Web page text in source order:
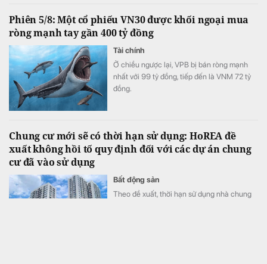
Phiên 5/8: Một cổ phiếu VN30 được khối ngoại mua
ròng mạnh tay gần 400 tỷ đồng
Tài chính
Ở chiều ngược lại, VPB bị bán ròng mạnh
nhất với 99 tỷ đồng, tiếp đến là VNM 72 tỷ
đồng.
Chung cư mới sẽ có thời hạn sử dụng: HoREA đề
xuất không hồi tố quy định đối với các dự án chung
cư đã vào sử dụng
Bất động sản
Theo đề xuất, thời hạn sử dụng nhà chung